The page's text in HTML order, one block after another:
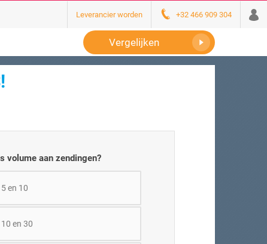
Leverancier worden +32 466 909 304
Vergelijken
volume aan zendingen?
en 10
en 30